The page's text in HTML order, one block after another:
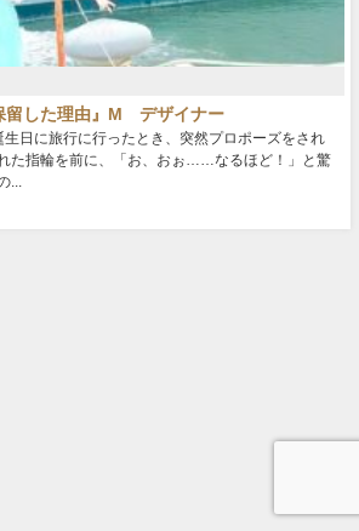
留した理由』M デザイナー
日に旅行に行ったとき、突然プロポーズをされ
た指輪を前に、「お、おぉ……なるほど！」と驚
...